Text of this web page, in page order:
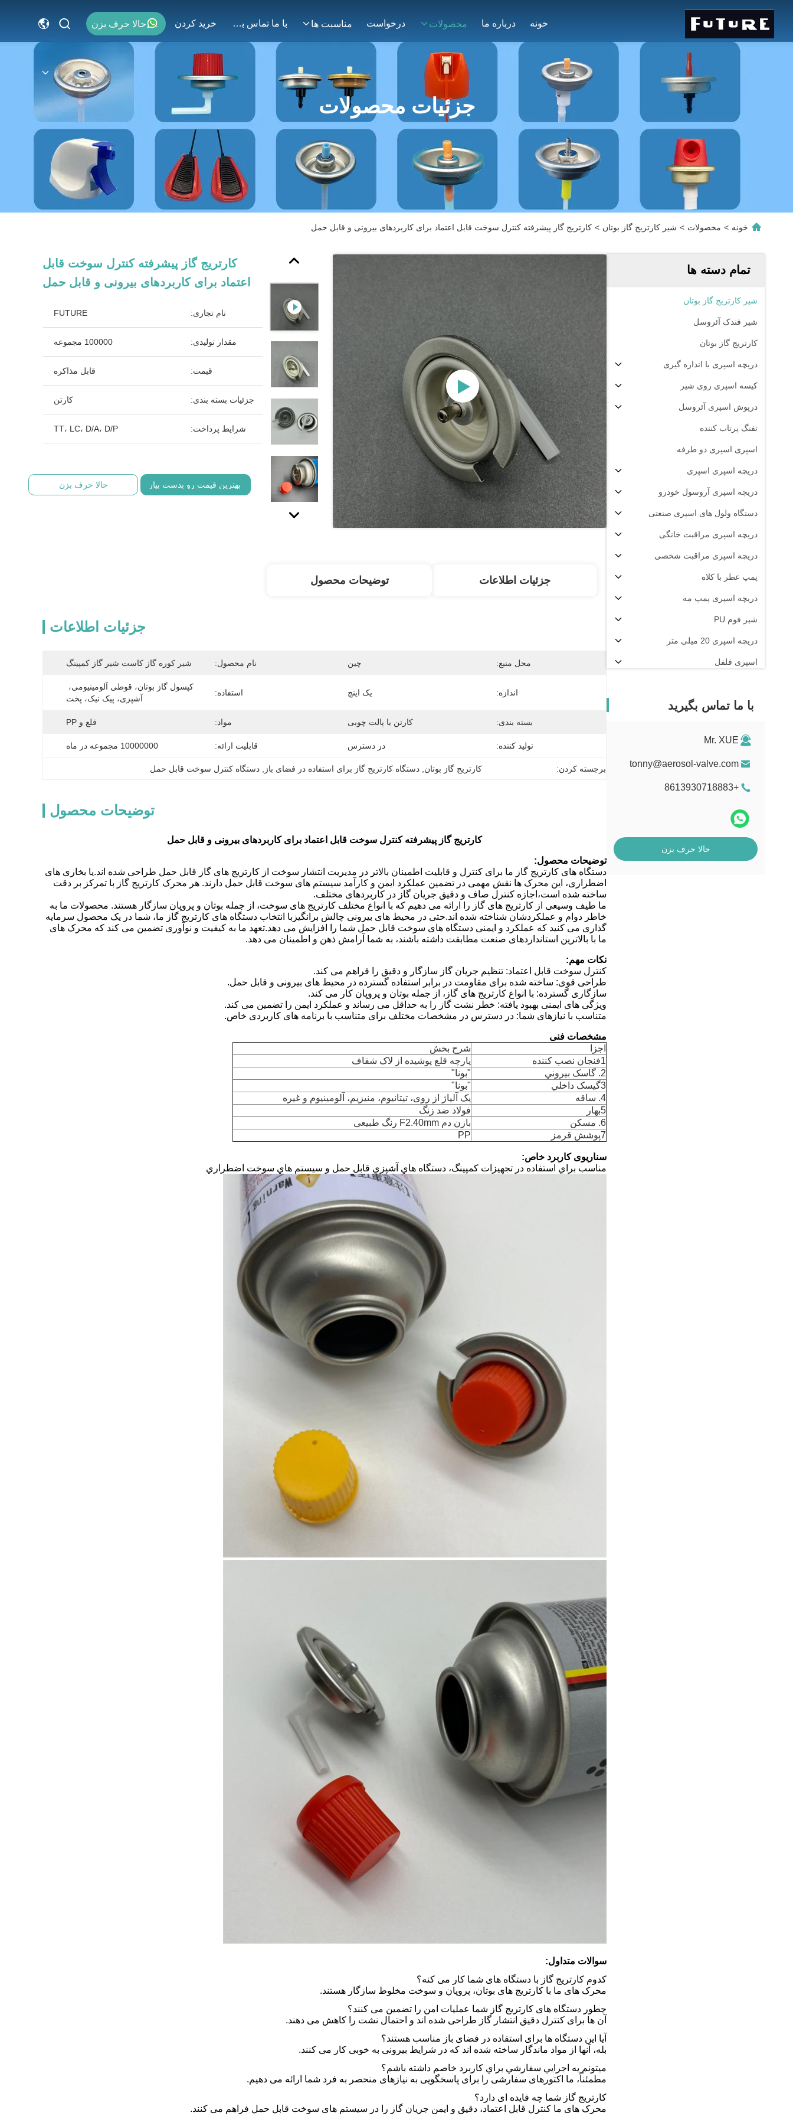
خونه درباره ما محصولات درخواست مناسبت ها با ما تماس بگیرید خريد كردن حالا حرف بزن
جزئیات محصولات
خونه > محصولات > شیر کارتریج گاز بوتان > کارتریج گاز پیشرفته کنترل سوخت قابل اعتماد برای کاربردهای بیرونی و قابل حمل
تمام دسته ها
شیر کارتریج گاز بوتان
شیر فندک آئروسل
کارتریج گاز بوتان
دریچه اسپری با اندازه گیری
کیسه اسپری روی شیر
درپوش اسپری آئروسل
تفنگ پرتاب کننده
اسپری اسپری دو طرفه
دریچه اسپری اسپری
دریچه اسپری آروسول خودرو
دستگاه ولول های اسپری صنعتی
دریچه اسپری مراقبت خانگی
دریچه اسپری مراقبت شخصی
پمپ عطر با کلاه
دریچه اسپری پمپ مه
شیر فوم PU
دریچه اسپری 20 میلی متر
اسپری فلفل
با ما تماس بگیرید
Mr. XUE
tonny@aerosol-valve.com
+8613930718883
حالا حرف بزن
کارتریج گاز پیشرفته کنترل سوخت قابل
اعتماد برای کاربردهای بیرونی و قابل حمل
نام تجاری: FUTURE
مقدار تولیدی: 100000 مجموعه
قیمت: قابل مذاکره
جزئیات بسته بندی: کارتن
شرایط پرداخت: TT، LC، D/A، D/P
بهترین قیمت رو بدست بیار حالا حرف بزن
جزئیات اطلاعات توضیحات محصول
جزئیات اطلاعات
محل منبع: چین نام محصول: شیر کوره گاز کاست شیر ​​گاز کمپینگ
اندازه: یک اینچ استفاده:
آشپزی، پیک نیک، پخت
بسته بندی: کارتن یا پالت چوبی مواد: قلع و PP
تولید کننده: در دسترس قابلیت ارائه: 10000000 مجموعه در ماه
برجسته کردن: کارتریج گاز بوتان , دستگاه کارتریج گاز برای استفاده در فضای باز , دستگاه کنترل سوخت قابل حمل
توضیحات محصول
کارتریج گاز پیشرفته کنترل سوخت قابل اعتماد برای کاربردهای بیرونی و قابل حمل
توضیحات محصول:
دستگاه های کارتریج گاز ما برای کنترل و قابلیت اطمینان بالاتر در مدیریت انتشار سوخت از کارتریج های گاز قابل حمل طراحی شده اند.یا بخاری های
اضطراری، این محرک ها نقش مهمی در تضمین عملکرد ایمن و کارآمد سیستم های سوخت قابل حمل دارند. هر محرک کارتریج گاز با تمرکز بر دقت
ساخته شده است،اجازه کنترل صاف و دقیق جریان گاز در کاربردهای مختلف.
ما طیف وسیعی از کارتریج های گاز را ارائه می دهیم که با انواع مختلف کارتریج های سوخت، از جمله بوتان و پروپان سازگار هستند. محصولات ما به
خاطر دوام و عملکردشان شناخته شده اند.حتی در محیط های بیرونی چالش برانگیزبا انتخاب دستگاه های کارتریج گاز ما، شما در یک محصول سرمایه
گذاری می کنید که عملکرد و ایمنی دستگاه های سوخت قابل حمل شما را افزایش می دهد.تعهد ما به کیفیت و نوآوری تضمین می کند که محرک های
ما با بالاترین استانداردهای صنعت مطابقت داشته باشند، به شما آرامش ذهن و اطمینان می دهد.
نکات مهم:
کنترل سوخت قابل اعتماد: تنظیم جریان گاز سازگار و دقیق را فراهم می کند.
طراحی قوی: ساخته شده برای مقاومت در برابر استفاده گسترده در محیط های بیرونی و قابل حمل.
سازگاری گسترده: با انواع کارتریج های گاز، از جمله بوتان و پروپان کار می کند.
ویژگی های ایمنی بهبود یافته: خطر نشت گاز را به حداقل می رساند و عملکرد ایمن را تضمین می کند.
متناسب با نیازهای شما: در دسترس در مشخصات مختلف برای متناسب با برنامه های کاربردی خاص.
مشخصات فنی
اجزا
شرح بخش
1فنجان نصب کننده
پارچه قلع پوشیده از لاک شفاف
2. گاسک بيروني
"بونا"
3گيسک داخلي
"بونا"
4. ساقه
یک آلیاژ از روی، تیتانیوم، منیزیم، آلومینیوم و غیره
5بهار
فولاد ضد زنگ
6. مسکن
بازن دم F2.40mm رنگ طبیعی
7پوشش قرمز
PP
سناریوی کاربرد خاص:
مناسب براي استفاده در تجهیزات کمپينگ، دستگاه هاي آشپزي قابل حمل و سيستم هاي سوخت اضطراري
سوالات متداول:
کدوم کارتریج گاز با دستگاه های شما کار می کنه؟
محرک های ما با کارتریج های بوتان، پروپان و سوخت مخلوط سازگار هستند.
چطور دستگاه های کارتریج گاز شما عملیات امن را تضمین می کنند؟
آن ها برای کنترل دقیق انتشار گاز طراحی شده اند و احتمال نشت را کاهش می دهند.
آیا این دستگاه ها برای استفاده در فضای باز مناسب هستند؟
بله، آنها از مواد ماندگار ساخته شده اند که در شرایط بیرونی به خوبی کار می کنند.
ميتونم يه اجرايي سفارشي براي کاربرد خاصم داشته باشم؟
مطمئناً، ما اکتورهای سفارشی را برای پاسخگویی به نیازهای منحصر به فرد شما ارائه می دهیم.
کارتریج گاز شما چه فایده ای دارد؟
محرک های ما کنترل قابل اعتماد، دقیق و ایمن جریان گاز را در سیستم های سوخت قابل حمل فراهم می کنند.